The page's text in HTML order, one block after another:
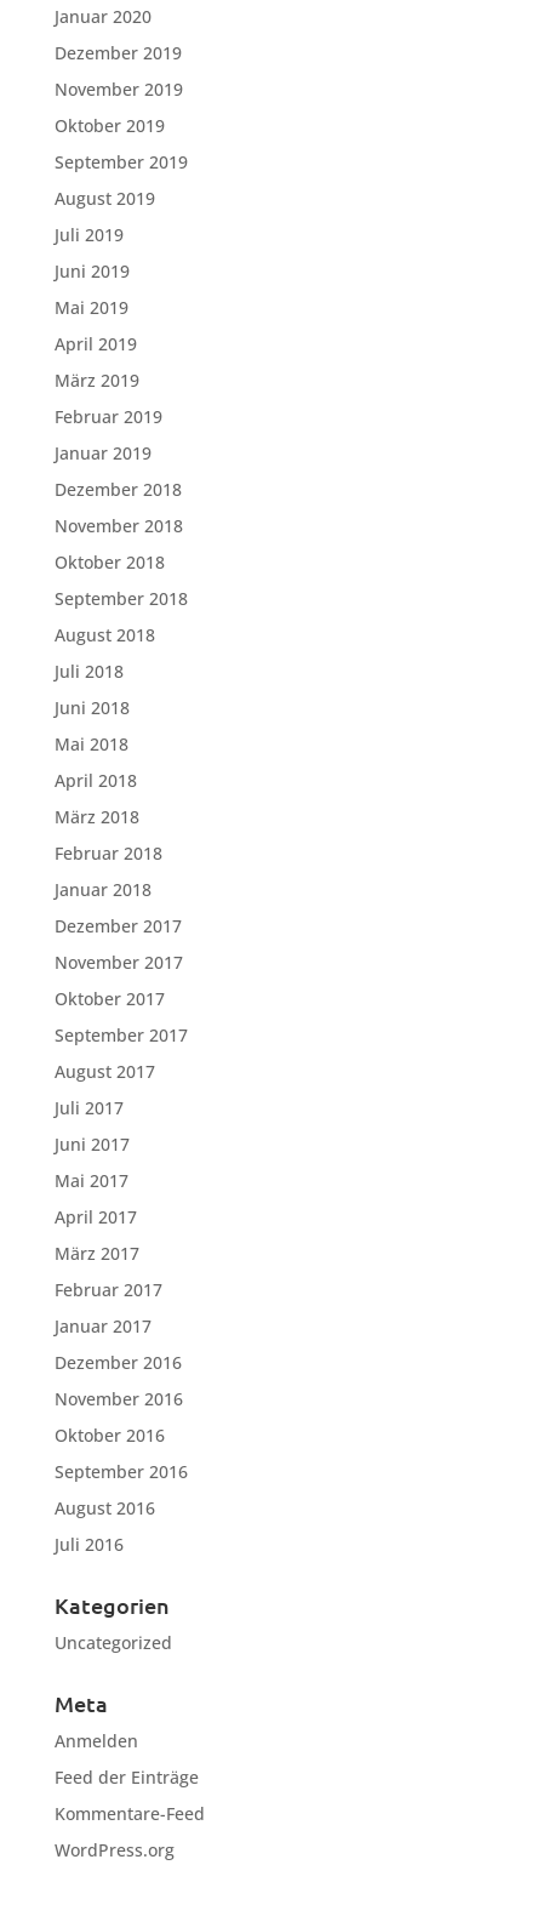
Januar 2020
Dezember 2019
November 2019
Oktober 2019
September 2019
August 2019
Juli 2019
Juni 2019
Mai 2019
April 2019
März 2019
Februar 2019
Januar 2019
Dezember 2018
November 2018
Oktober 2018
September 2018
August 2018
Juli 2018
Juni 2018
Mai 2018
April 2018
März 2018
Februar 2018
Januar 2018
Dezember 2017
November 2017
Oktober 2017
September 2017
August 2017
Juli 2017
Juni 2017
Mai 2017
April 2017
März 2017
Februar 2017
Januar 2017
Dezember 2016
November 2016
Oktober 2016
September 2016
August 2016
Juli 2016
Kategorien
Uncategorized
Meta
Anmelden
Feed der Einträge
Kommentare-Feed
WordPress.org